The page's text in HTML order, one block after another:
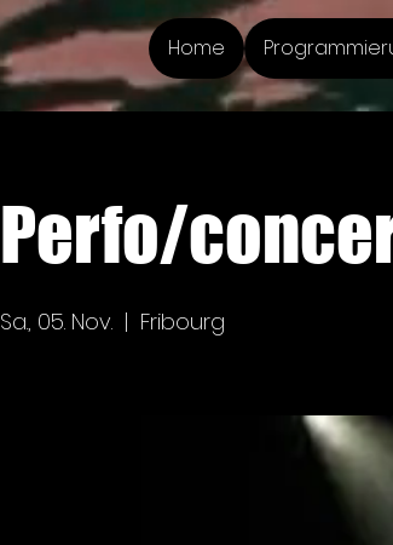
Home
Perfo/
Sa., 05. Nov.
  |
Fribourg